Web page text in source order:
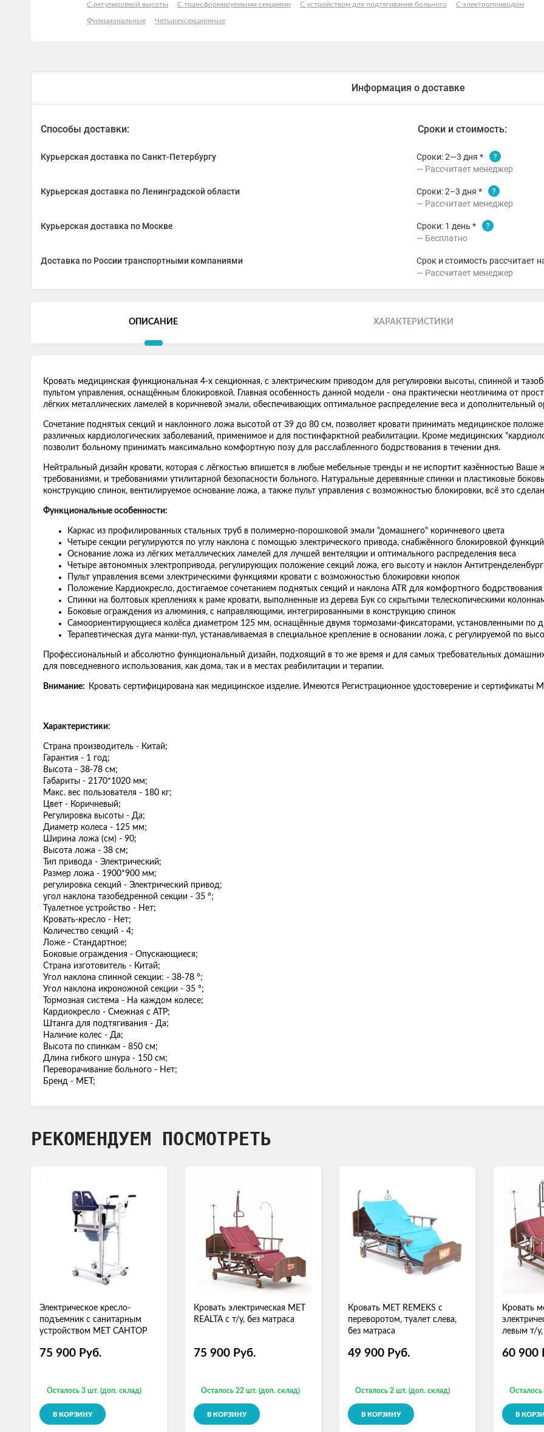
С регулировкой высоты С трансформируемыми секциями С устройством для подтягивания больного С электроприводом
Функциональные Четырехсекционные
Информация о доставке
Способы доставки: Сроки и стоимость:
Курьерская доставка по Санкт-Петербургу Сроки: 2—3 дня *
?
Рассчитает менеджер
Курьерская доставка по Ленинградской области Сроки: 2–3 дня *
?
Рассчитает менеджер
Курьерская доставка по Москве Сроки: 1 день *
?
Бесплатно
Доставка по России транспортными компаниями
Срок и стоимость рассчитает
Рассчитает менеджер
ОПИСАНИЕ ХАРАКТЕРИСТИКИ
Кровать медицинская функциональная 4-х секционная, с электрическим приводом для регулировки высоты, спинной и
пультом управления, оснащённым блокировкой. Главная особенность данной модели - она практически неотличима от
лёгких металлических ламелей в коричневой эмали, обеспечивающих оптимальное распределение веса и дополнительный
Сочетание поднятых секций и наклонного ложа высотой от 39 до 80 см, позволяет кровати принимать медицинское
различных кардиологических заболеваний, применимое и для постинфарктной реабилитации. Кроме медицинских
позволит больному принимать максимально комфортную позу для расслабленного бодрствования в течении дня.
Нейтральный дизайн кровати, которая с лёгкостью впишется в любые мебельные тренды и не испортит казённостью
требованиями, и требованиями утилитарной безопасности больного. Натуральные деревянные спинки и пластиковые
конструкцию спинок, вентилируемое основание ложа, а также пульт управления с возможностью блокировки, всё это
Функциональные особенности:
Каркас из профилированных стальных труб в полимерно-порошковой эмали "домашнего" коричневого цвета
Четыре секции регулируются по углу наклона с помощью электрического привода, снабжённого блокировкой функций
Основание ложа из лёгких металлических ламелей для лучшей вентеляции и оптимального распределения веса
Четыре автономных электропривода, регулирующих положение секций ложа, его высоту и наклон Антитренделенбург
Пульт управления всеми электрическими функциями кровати с возможностью блокировки кнопок
Положение Кардиокресло, достигаемое сочетанием поднятых секций и наклона ATR для комфортного бодрствования
Спинки на болтовых креплениях к раме кровати, выполненные из дерева Бук со скрытыми телескопическими
Боковые ограждения из алюминия, с направляющими, интегрированными в конструкцию спинок
Самоориентирующиеся колёса диаметром 125 мм, оснащённые двумя тормозами-фиксаторами, установленными по
Терапевтическая дуга манки-пул, устанавливаемая в специальное крепление в основании ложа, с регулируемой по
Профессиональный и абсолютно функциональный дизайн, подхоящий в то же время и для самых требовательных
для повседневного использования, как дома, так и в местах реабилитации и терапии.
Внимание: Кровать сертифицирована как медицинское изделие. Имеются Регистрационное удостоверение и сертификаты
Характеристики:
Страна производитель - Китай;
Гарантия - 1 год;
Высота - 38-78 см;
Габариты - 2170*1020 мм;
Макс. вес пользователя - 180 кг;
Цвет - Коричневый;
Регулировка высоты - Да;
Диаметр колеса - 125 мм;
Ширина ложа (см) - 90;
Высота ложа - 38 см;
Тип привода - Электрический;
Размер ложа - 1900*900 мм;
регулировка секций - Электрический привод;
угол наклона тазобедренной секции - 35 °;
Туалетное устройство - Нет;
Кровать-кресло - Нет;
Количество секций - 4;
Ложе - Стандартное;
Боковые ограждения - Опускающиеся;
Страна изготовитель - Китай;
Угол наклона спинной секции: - 38-78 °;
Угол наклона икроножной секции - 35 °;
Тормозная система - На каждом колесе;
Кардиокресло - Смежная с АТР;
Штанга для подтягивания - Да;
Наличие колес - Да;
Высота по спинкам - 850 см;
Длина гибкого шнура - 150 см;
Переворачивание больного - Нет;
Бренд - MET;
РЕКОМЕНДУЕМ ПОСМОТРЕТЬ
Электрическое кресло-
подъемник с санитарным
устройством МЕТ САНТОР
75 900 Руб.
Осталось 3 шт. (доп. склад)
В КОРЗИНУ
Кровать электрическая МЕТ
REALTA с т/у, без матраса
75 900 Руб.
Осталось 22 шт. (доп. склад)
В КОРЗИНУ
Кровать МЕТ REMEKS с
переворотом, туалет слева,
без матраса
49 900 Руб.
Осталось 2 шт. (доп. склад)
В КОРЗИНУ
Кровать
левым т/у,
60 900
Осталось
В